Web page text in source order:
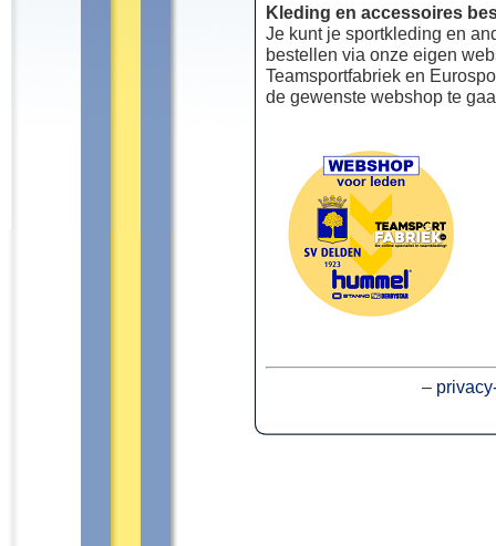
Kleding en accessoires
Je kunt je sportkleding en
bestellen via onze eigen
Teamsportfabriek en
de gewenste webshop te
–